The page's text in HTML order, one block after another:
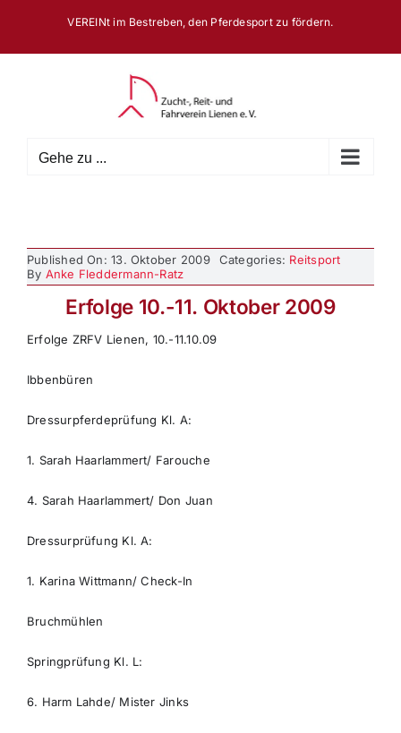
springen
VEREINt im Bestreben, den Pferdesport zu fördern.
Gehe zu ...
Published On: 13. Oktober 2009 Categories: Reitsport
By Anke Fleddermann-Ratz
Erfolge 10.-11. Oktober 2009
Erfolge ZRFV Lienen, 10.-11.10.09
Ibbenbüren
Dressurpferdeprüfung Kl. A:
1. Sarah Haarlammert/ Farouche
4. Sarah Haarlammert/ Don Juan
Dressurprüfung Kl. A:
1. Karina Wittmann/ Check-In
Bruchmühlen
Springprüfung Kl. L:
6. Harm Lahde/ Mister Jinks